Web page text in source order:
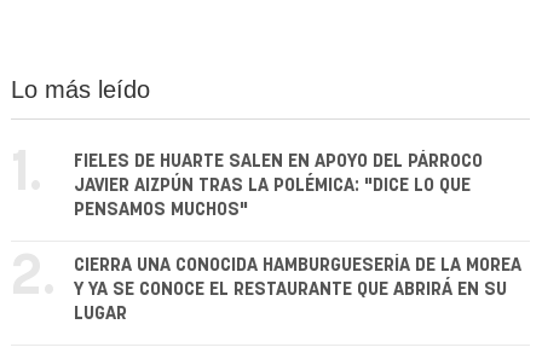
Lo más leído
1.
FIELES DE HUARTE SALEN EN APOYO DEL PÁRROCO
JAVIER AIZPÚN TRAS LA POLÉMICA: "DICE LO QUE
PENSAMOS MUCHOS"
2.
CIERRA UNA CONOCIDA HAMBURGUESERÍA DE LA MOREA
Y YA SE CONOCE EL RESTAURANTE QUE ABRIRÁ EN SU
LUGAR